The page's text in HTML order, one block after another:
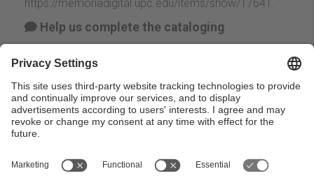
https://memoriadigital.upc.edu/items/show/17641 .
Help us complete the cataloging
Suggest change
Facebook Twitter Email